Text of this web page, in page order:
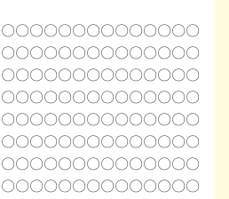
〇〇〇〇〇〇〇〇〇〇〇〇〇
〇〇〇〇〇〇〇〇〇〇〇〇〇
〇〇〇〇〇〇〇〇〇〇〇〇〇
〇〇〇〇〇〇〇〇〇〇〇〇〇
〇〇〇〇〇〇〇〇〇〇〇〇〇
〇〇〇〇〇〇〇〇〇〇〇〇〇
〇〇〇〇〇〇〇〇〇〇〇〇〇
〇〇〇〇〇〇〇〇〇〇〇〇〇